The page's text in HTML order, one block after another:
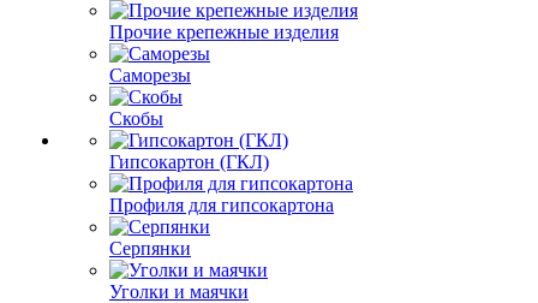
Прочие крепежные изделия
Саморезы
Скобы
Гипсокартон (ГКЛ)
Профиля для гипсокартона
Серпянки
Уголки и маячки